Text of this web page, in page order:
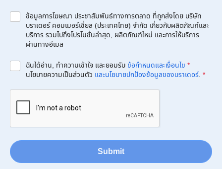
ข้อมูลการโฆษณา ประชาสัมพันธ์ทางการตลาด ที่ถูกส่งโดย บริษัท
บราเดอร์ คอมเมอร์เชี่ยล (ประเทศไทย) จำกัด เกี่ยวกับผลิตภัณฑ์และ
บริการ รวมไปถึงโปรโมชั่นล่าสุด, ผลิตภัณฑ์ใหม่ และการให้บริการ
ผ่านทางอีเมล
ฉันได้อ่าน, ทำความเข้าใจ และยอมรับข้อกำหนดและเงื่อนไข *
นโยบายความเป็นส่วนตัว และนโยบายปกป้องข้อมูลของบราเดอร์. *
Submit